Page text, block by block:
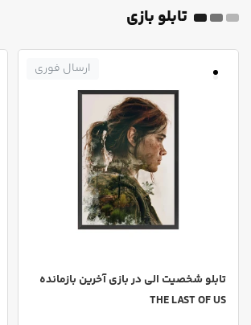
تابلو بازی
ارسال فوری
تابلو شخصیت الی در بازی آخرین بازمانده
THE LAST OF US